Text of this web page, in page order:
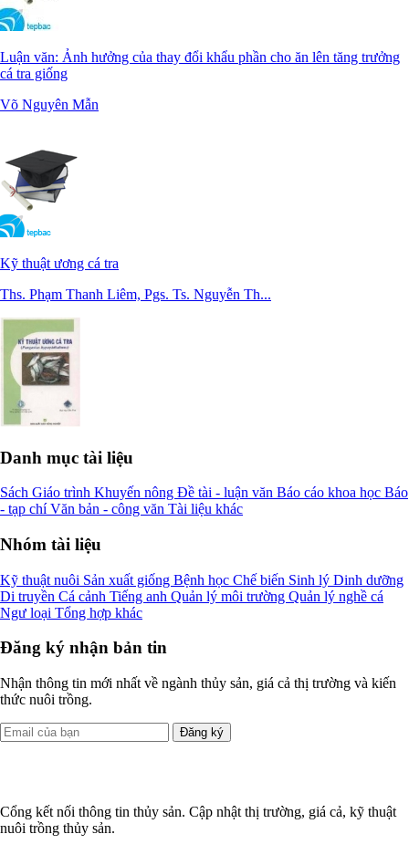
Luận văn: Ảnh hưởng của thay đổi khẩu phần cho ăn lên tăng trưởng
cá tra giống
Võ Nguyên Mẫn
Kỹ thuật ương cá tra
Ths. Phạm Thanh Liêm, Pgs. Ts. Nguyễn Th...
Danh mục tài liệu
Sách Giáo trình Khuyến nông Đề tài - luận văn Báo cáo khoa học Báo
- tạp chíVăn bản - công văn Tài liệu khác
Nhóm tài liệu
Kỹ thuật nuôi Sản xuất giống Bệnh học Chế biến Sinh lý Dinh dưỡng
Di truyền Cá cảnh Tiếng anh Quản lý môi trường Quản lý nghề cá
Ngư loại Tổng hợp khác
Đăng ký nhận bản tin
Nhận thông tin mới nhất về ngành thủy sản, giá cả thị trường và kiến
thức nuôi trồng.
Đăng ký
Cổng kết nối thông tin thủy sản. Cập nhật thị trường, giá cả, kỹ thuật
nuôi trồng thủy sản.